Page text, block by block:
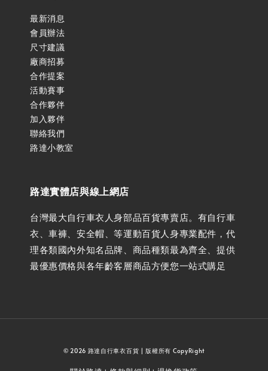
最新消息
會員辦法
尺寸建議
廠商招募
合作提案
活動賽事
合作夥伴
加入夥伴
聯絡我們
路達小教室
路達實體店與線上網店
台灣最大自行車衣人身部品百貨專賣店。有自行車
衣、車褲、安全帽、等運動百貨人身專業配件，代
理各類國內外知名品牌、商品種類最為齊全、提供
最優惠價格與各年齡客層商品方便您一站式購足
© 2026 路達自行車衣百貨 | 版權所有 CopyRight